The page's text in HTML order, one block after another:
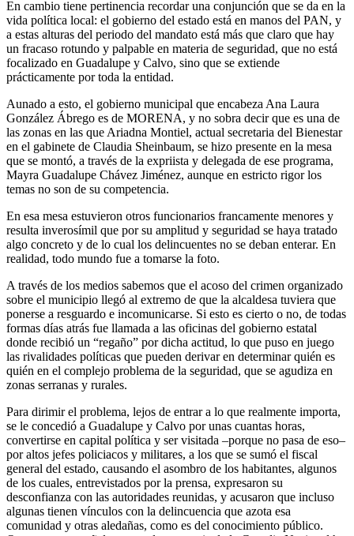
En cambio tiene pertinencia recordar una conjunción que se da en la
vida política local: el gobierno del estado está en manos del PAN, y
a estas alturas del periodo del mandato está más que claro que hay
un fracaso rotundo y palpable en materia de seguridad, que no está
focalizado en Guadalupe y Calvo, sino que se extiende
prácticamente por toda la entidad.
Aunado a esto, el gobierno municipal que encabeza Ana Laura
González Ábrego es de MORENA, y no sobra decir que es una de
las zonas en las que Ariadna Montiel, actual secretaria del Bienestar
en el gabinete de Claudia Sheinbaum, se hizo presente en la mesa
que se montó, a través de la expriista y delegada de ese programa,
Mayra Guadalupe Chávez Jiménez, aunque en estricto rigor los
temas no son de su competencia.
En esa mesa estuvieron otros funcionarios francamente menores y
resulta inverosímil que por su amplitud y seguridad se haya tratado
algo concreto y de lo cual los delincuentes no se deban enterar. En
realidad, todo mundo fue a tomarse la foto.
A través de los medios sabemos que el acoso del crimen organizado
sobre el municipio llegó al extremo de que la alcaldesa tuviera que
ponerse a resguardo e incomunicarse. Si esto es cierto o no, de todas
formas días atrás fue llamada a las oficinas del gobierno estatal
donde recibió un “regaño” por dicha actitud, lo que puso en juego
las rivalidades políticas que pueden derivar en determinar quién es
quién en el complejo problema de la seguridad, que se agudiza en
zonas serranas y rurales.
Para dirimir el problema, lejos de entrar a lo que realmente importa,
se le concedió a Guadalupe y Calvo por unas cuantas horas,
convertirse en capital política y ser visitada –porque no pasa de eso–
por altos jefes policiacos y militares, a los que se sumó el fiscal
general del estado, causando el asombro de los habitantes, algunos
de los cuales, entrevistados por la prensa, expresaron su
desconfianza con las autoridades reunidas, y acusaron que incluso
algunas tienen vínculos con la delincuencia que azota esa
comunidad y otras aledañas, como es del conocimiento público.